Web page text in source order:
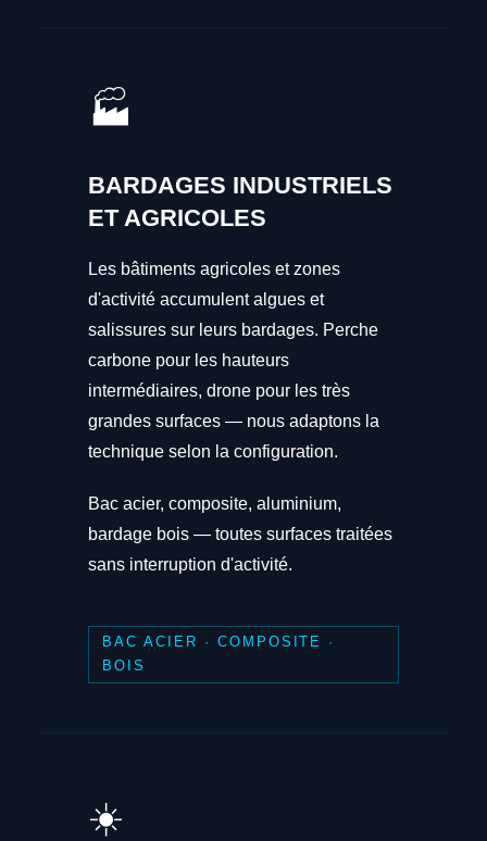
🏭
BARDAGES INDUSTRIELS
ET AGRICOLES
Les bâtiments agricoles et zones
d'activité accumulent algues et
salissures sur leurs bardages. Perche
carbone pour les hauteurs
intermédiaires, drone pour les très
grandes surfaces — nous adaptons la
technique selon la configuration.
Bac acier, composite, aluminium,
bardage bois — toutes surfaces traitées
sans interruption d'activité.
BAC ACIER · COMPOSITE ·
BOIS
☀️